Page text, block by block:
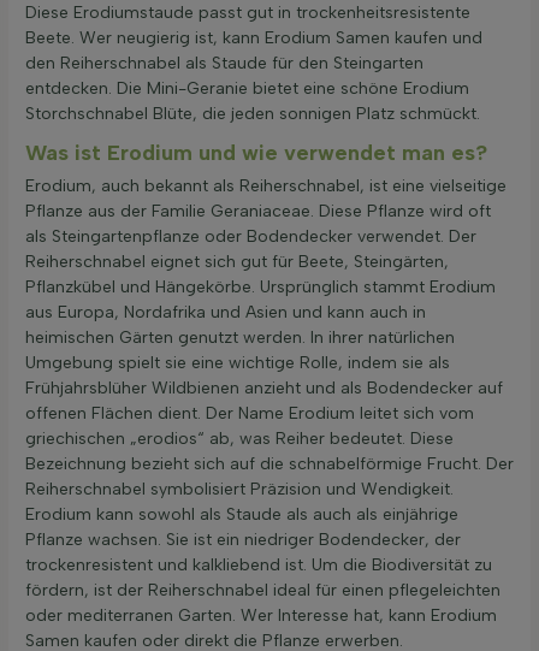
Diese Erodiumstaude passt gut in trockenheitsresistente
Beete. Wer neugierig ist, kann Erodium Samen kaufen und
den Reiherschnabel als Staude für den Steingarten
entdecken. Die Mini-Geranie bietet eine schöne Erodium
Storchschnabel Blüte, die jeden sonnigen Platz schmückt.
Was ist Erodium und wie verwendet man es?
Erodium, auch bekannt als Reiherschnabel, ist eine vielseitige
Pflanze aus der Familie Geraniaceae. Diese Pflanze wird oft
als Steingartenpflanze oder Bodendecker verwendet. Der
Reiherschnabel eignet sich gut für Beete, Steingärten,
Pflanzkübel und Hängekörbe. Ursprünglich stammt Erodium
aus Europa, Nordafrika und Asien und kann auch in
heimischen Gärten genutzt werden. In ihrer natürlichen
Umgebung spielt sie eine wichtige Rolle, indem sie als
Frühjahrsblüher Wildbienen anzieht und als Bodendecker auf
offenen Flächen dient. Der Name Erodium leitet sich vom
griechischen „erodios“ ab, was Reiher bedeutet. Diese
Bezeichnung bezieht sich auf die schnabelförmige Frucht. Der
Reiherschnabel symbolisiert Präzision und Wendigkeit.
Erodium kann sowohl als Staude als auch als einjährige
Pflanze wachsen. Sie ist ein niedriger Bodendecker, der
trockenresistent und kalkliebend ist. Um die Biodiversität zu
fördern, ist der Reiherschnabel ideal für einen pflegeleichten
oder mediterranen Garten. Wer Interesse hat, kann Erodium
Samen kaufen oder direkt die Pflanze erwerben.